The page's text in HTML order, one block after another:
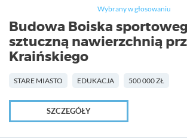
Wybrany w głosowaniu
Budowa Boiska
sztuczną nawierzchnią
Kraińskiego
STARE MIASTO EDUKACJA 500 000 ZŁ
SZCZEGÓŁY